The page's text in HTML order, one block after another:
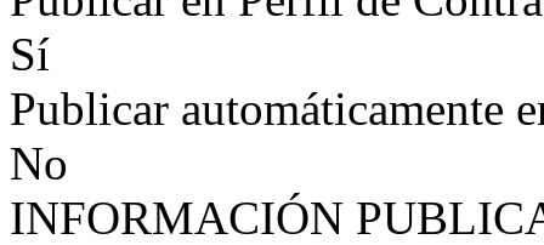
Sí
Publicar automáticamente
No
INFORMACIÓN